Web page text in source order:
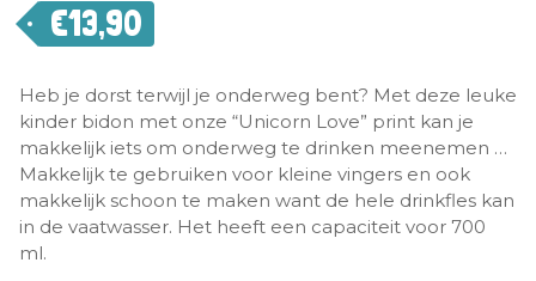
€13,90
Heb je dorst terwijl je onderweg bent? Met deze leuke
kinder bidon met onze “Unicorn Love” print kan je
makkelijk iets om onderweg te drinken meenemen …
Makkelijk te gebruiken voor kleine vingers en ook
makkelijk schoon te maken want de hele drinkfles kan
in de vaatwasser. Het heeft een capaciteit voor 700
ml.